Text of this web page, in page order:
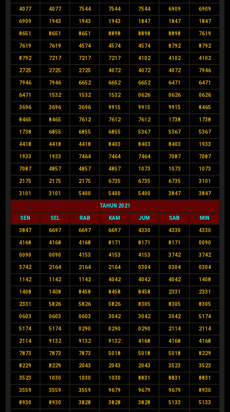
4077 4077 7544 7544 7544 6909 6909
6909 1943 1943 1943 1847 1847 1847
8651 8651 8651 8898 8898 8898 7619
7619 7619 4574 4574 4574 8792 8792
8792 7217 7217 7217 4102 4102 4102
2725 2725 2725 4072 4072 4072 7946
7946 7946 6652 6652 6652 6471 6471
6471 1532 1532 1532 0626 0626 0626
3696 3696 3696 9915 9915 9915 8465
8465 8465 7612 7612 7612 1738 1738
1738 6855 6855 6855 5367 5367 5367
4418 4418 4418 8403 8403 8403 1933
1933 1933 7464 7464 7464 7087 7087
7087 4857 4857 4857 1073 1073 1073
2175 2175 2175 6735 6735 6735 3101
3101 3101 5400 5400 5400 3847 3847
TAHUN 2021
SEN SEL RAB KAM JUM SAB MIN
3847 6697 6697 6697 4330 4330 4330
4168 4168 4168 8171 8171 8171 0090
0090 0090 4153 4153 4153 3742 3742
3742 2164 2164 2164 0304 0304 0304
1142 1142 1142 4042 4042 4042 1408
1408 1408 8458 8458 8458 2331 2331
2331 5826 5826 5826 8305 8305 8305
0603 0603 0603 3042 3042 3042 5174
5174 5174 0290 0290 0290 2114 2114
2114 9132 9132 9132 4168 4168 4168
7873 7873 7873 5018 5018 5018 8229
8229 8229 2043 2043 2043 3523 3523
3523 1030 1030 1030 8831 8831 8831
3559 3559 3559 9679 9679 9679 8930
8930 8930 3828 3828 3828 5133 5133